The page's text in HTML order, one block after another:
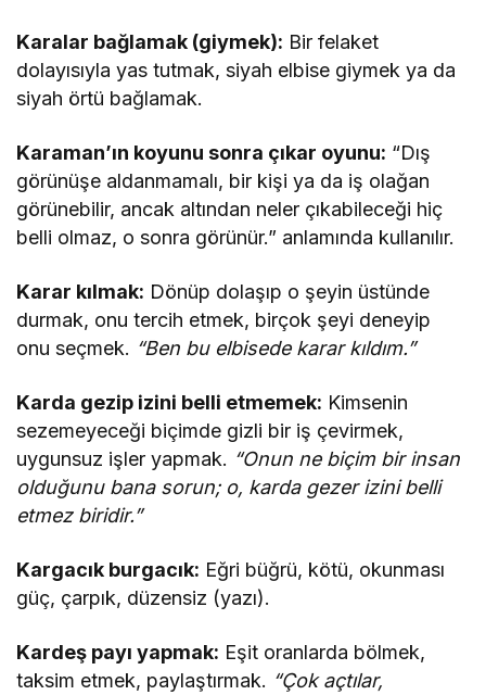
Karalar bağlamak (giymek): Bir felaket
dolayısıyla yas tutmak, siyah elbise giymek ya da
siyah örtü bağlamak.
Karaman’ın koyunu sonra çıkar oyunu: “Dış
görünüşe aldanmamalı, bir kişi ya da iş olağan
görünebilir, ancak altından neler çıkabileceği hiç
belli olmaz, o sonra görünür.” anlamında kullanılır.
Karar kılmak: Dönüp dolaşıp o şeyin üstünde
durmak, onu tercih etmek, birçok şeyi deneyip
onu seçmek. “Ben bu elbisede karar kıldım.”
Karda gezip izini belli etmemek: Kimsenin
sezemeyeceği biçimde gizli bir iş çevirmek,
uygunsuz işler yapmak. “Onun ne biçim bir insan
olduğunu bana sorun; o, karda gezer izini belli
etmez biridir.”
Kargacık burgacık: Eğri büğrü, kötü, okunması
güç, çarpık, düzensiz (yazı).
Kardeş payı yapmak: Eşit oranlarda bölmek,
taksim etmek, paylaştırmak. “Çok açtılar,